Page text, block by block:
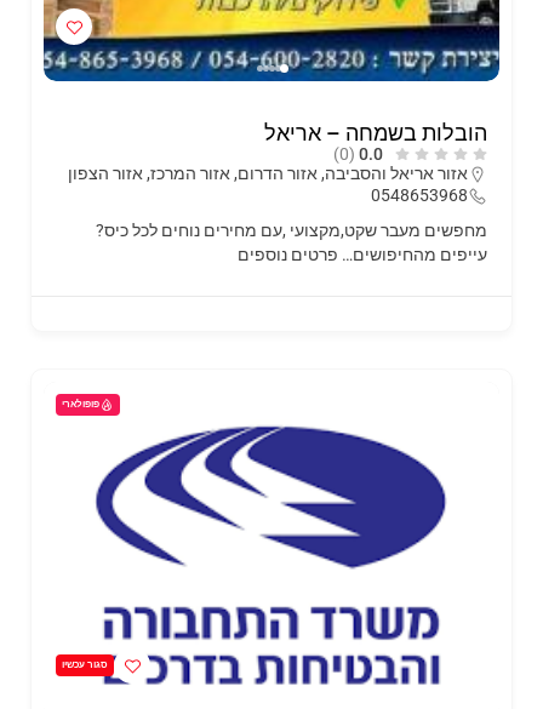
הובלות בשמחה – אריאל
0.0
(0)
אזור אריאל והסביבה, אזור הדרום, אזור המרכז, אזור הצפון
0548653968
מחפשים מעבר שקט,מקצועי ,עם מחירים נוחים לכל כיס?
עייפים מהחיפושים… פרטים נוספים
פופולארי
סגור עכשיו